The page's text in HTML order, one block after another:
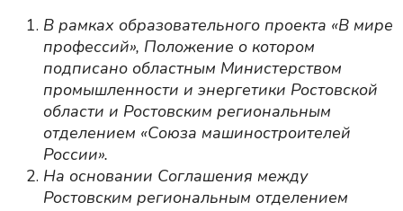
В рамках образовательного проекта «В мире
профессий», Положение о котором
подписано областным Министерством
промышленности и энергетики Ростовской
области и Ростовским региональным
отделением «Союза машиностроителей
России».
На основании Соглашения между
Ростовским региональным отделением